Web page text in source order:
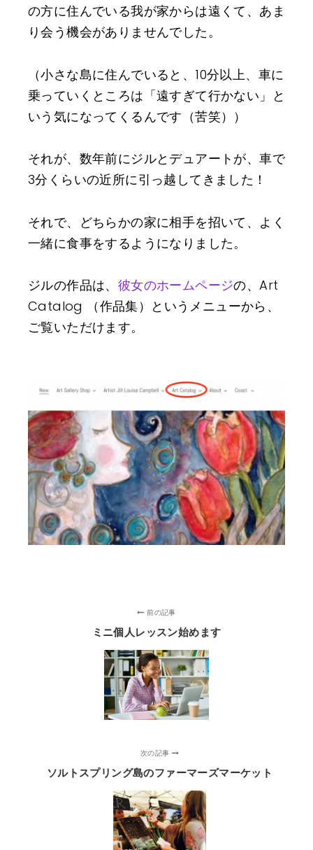
の方に住んでいる我が家からは遠くて、あま
り会う機会がありませんでした。
（小さな島に住んでいると、10分以上、車に
乗っていくところは「遠すぎて行かない」と
いう気になってくるんです（苦笑））
それが、数年前にジルとデュアートが、車で
3分くらいの近所に引っ越してきました！
それで、どちらかの家に相手を招いて、よく
一緒に食事をするようになりました。
ジルの作品は、 彼女のホームページの、Art
Catalog （作品集）というメニューから、
ご覧いただけます。
前の記事
ミニ個人レッスン始めます
次の記事
ソルトスプリング島のファーマーズマーケット